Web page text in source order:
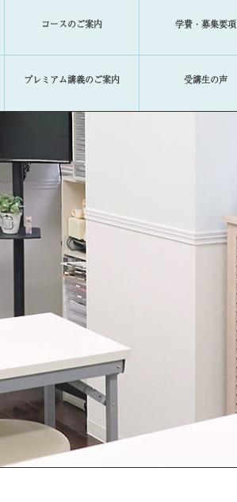
コースのご案内 学費・募集要項
プレミアム講義のご案内 受講生の声